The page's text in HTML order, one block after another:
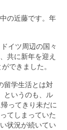
の近藤です。年
イツ周辺の国々
共に新年を迎え
できました。
留学生活とは対
というのも、ル
ってきり未だに
てしまっていた
状況が続いてい